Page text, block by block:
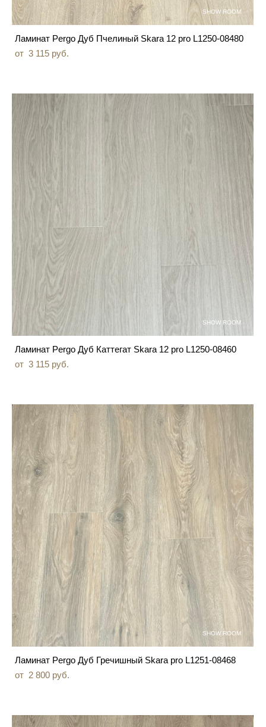
SHOW ROOM
Ламинат Pergo Дуб Пчелиный Skara 12 pro L1250-08480
от 3 115 pуб.
SHOW ROOM
Ламинат Pergo Дуб Каттегат Skara 12 pro L1250-08460
от 3 115 pуб.
SHOW ROOM
Ламинат Pergo Дуб Гречишный Skara pro L1251-08468
от 2 800 pуб.